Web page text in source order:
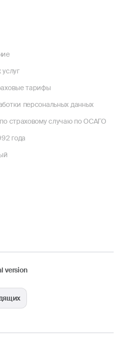
тарифы
персональных данных
страховому случаю по ОСАГО
года
version